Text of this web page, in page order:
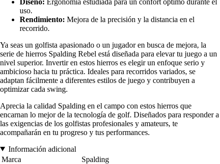
uso.
Rendimiento: Mejora de la precisión y la distancia en el
recorrido.
Ya seas un golfista apasionado o un jugador en busca de mejora, la
serie de hierros Spalding Rebel está diseñada para elevar tu juego a un
nivel superior. Invertir en estos hierros es elegir un enfoque serio y
ambicioso hacia tu práctica. Ideales para recorridos variados, se
adaptan fácilmente a diferentes estilos de juego y contribuyen a
optimizar cada swing.
Aprecia la calidad Spalding en el campo con estos hierros que
encarnan lo mejor de la tecnología de golf. Diseñados para responder a
las exigencias de los golfistas profesionales y amateurs, te
acompañarán en tu progreso y tus performances.
Información adicional
Marca
Spalding